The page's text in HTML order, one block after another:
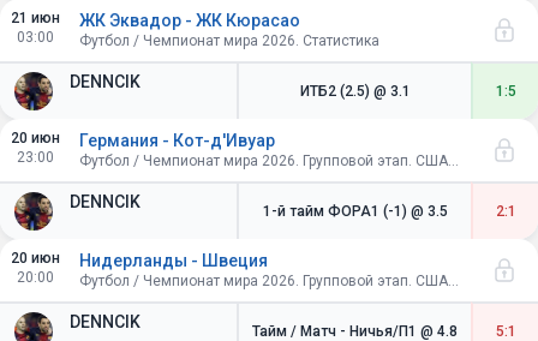
21 июн
03:00
DENNCIK
ЖК Эквадор - ЖК Кюрасао
Футбол / Чемпионат мира 2026. Статистика
ИТБ2 (2.5) @ 3.1 1:5
20 июн
23:00
DENNCIK
Германия - Кот-д'Ивуар
Футбол / Чемпионат мира 2026. Групповой этап. США-Канада-Мексика
1-й тайм ФОРА1 (-1) @ 3.5 2:1
20 июн
20:00
DENNCIK
Нидерланды - Швеция
Футбол / Чемпионат мира 2026. Групповой этап. США-Канада-Мексика
Тайм / Матч - Ничья/П1 @ 4.8 5:1